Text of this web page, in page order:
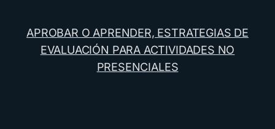
APROBAR O APRENDER, ESTRATEGIAS DE
EVALUACIÓN PARA ACTIVIDADES NO
PRESENCIALES